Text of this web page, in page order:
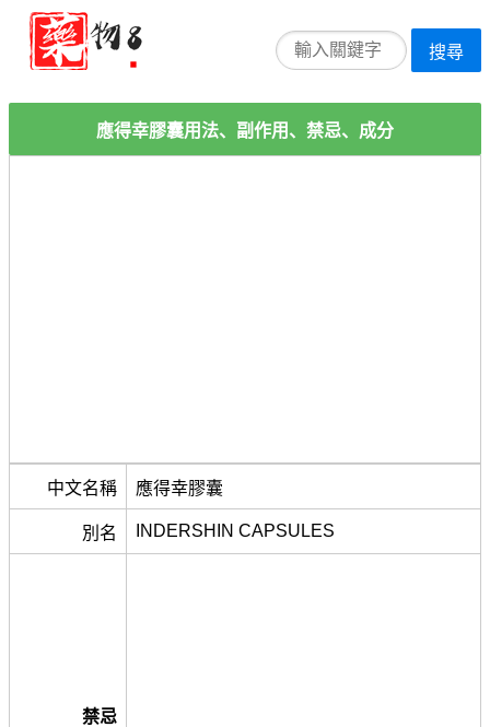
搜尋
應得幸膠囊用法、副作用、禁忌、成分
中文名稱 應得幸膠囊
別名 INDERSHIN CAPSULES
禁忌